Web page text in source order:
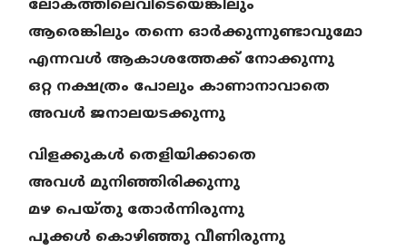
ലോകത്തിലെവിടെയെങ്കിലും
ആരെങ്കിലും തന്നെ ഓർക്കുന്നുണ്ടാവുമോ
എന്നവൾ ആകാശത്തേക്ക് നോക്കുന്നു
ഒറ്റ നക്ഷത്രം പോലും കാണാനാവാതെ
അവൾ ജനാലയടക്കുന്നു
വിളക്കുകൾ തെളിയിക്കാതെ
അവൾ മുനിഞ്ഞിരിക്കുന്നു
മഴ പെയ്തു തോർന്നിരുന്നു
പൂക്കൾ കൊഴിഞ്ഞു വീണിരുന്നു